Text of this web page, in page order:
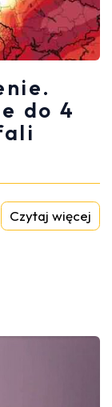
do 4
Czytaj więcej